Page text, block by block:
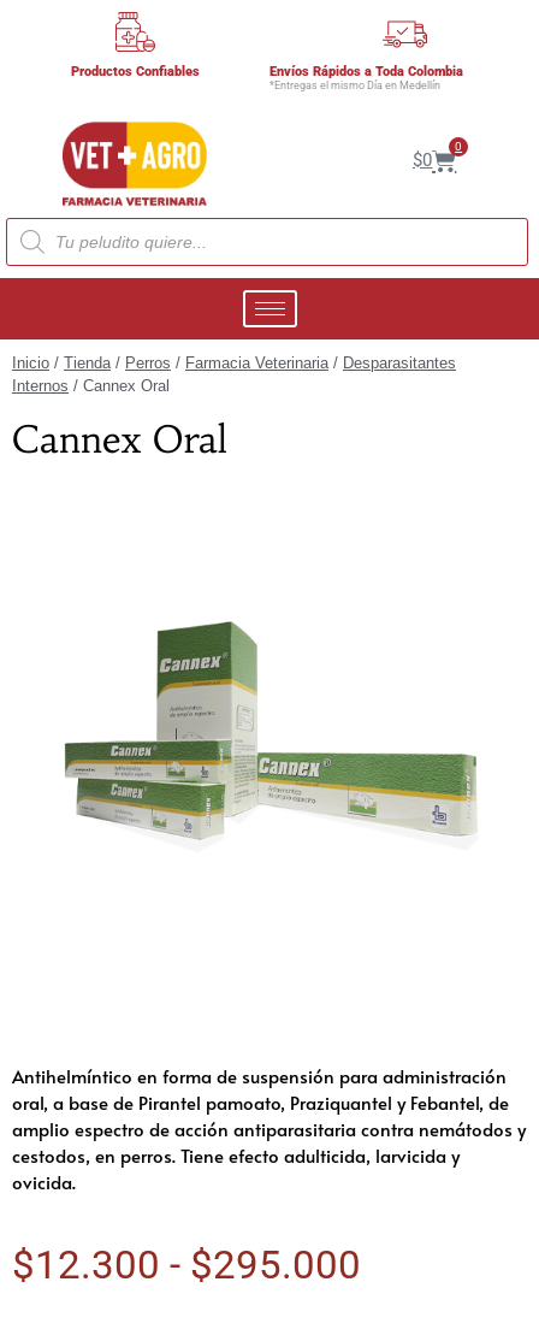
Productos Confiables Envíos Rápidos a Toda Colombia
*Entregas el mismo Día en Medellín
$0
0
Inicio / Tienda/ Perros / Farmacia Veterinaria/ Desparasitantes
Internos / Cannex Oral
Cannex Oral
Antihelmíntico en forma de suspensión para administración
oral, a base de Pirantel pamoato, Praziquantel y Febantel, de
amplio espectro de acción antiparasitaria contra nemátodos y
cestodos, en perros. Tiene efecto adulticida, larvicida y
ovicida.
$12.300 - $295.000